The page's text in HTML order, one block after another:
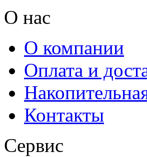
О нас
О компании
Оплата и
Контакты
Сервис